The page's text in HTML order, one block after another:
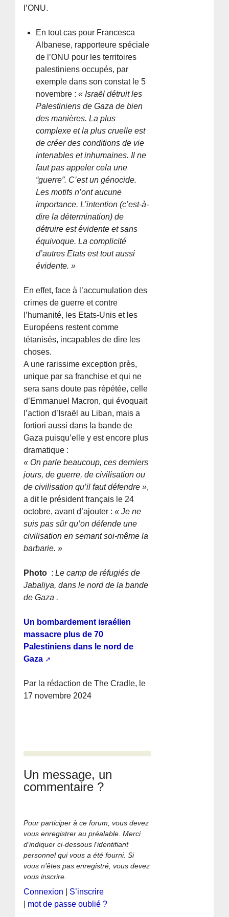
l’ONU.
En tout cas pour Francesca
Albanese, rapporteure spéciale
de l’ONU pour les territoires
palestiniens occupés, par
exemple dans son constat le 5
novembre :« Israël détruit les
Palestiniens de Gaza de bien
des manières. La plus
complexe et la plus cruelle est
de créer des conditions de vie
intenables et inhumaines. Il ne
faut pas appeler cela une
“guerre”. C’est un génocide.
Les motifs n’ont aucune
importance. L’intention (c’est-à-
dire la détermination) de
détruire est évidente et sans
équivoque. La complicité
d’autres Etats est tout aussi
évidente. »
En effet, face à l’accumulation des
crimes de guerre et contre
l’humanité, les Etats-Unis et les
Européens restent comme
tétanisés, incapables de dire les
choses.
A une rarissime exception près,
unique par sa franchise et qui ne
sera sans doute pas répétée, celle
d’Emmanuel Macron, qui évoquait
l’action d’Israël au Liban, mais a
fortiori aussi dans la bande de
Gaza puisqu’elle y est encore plus
dramatique :
« On parle beaucoup, ces derniers
jours, de guerre, de civilisation ou
de civilisation qu’il faut défendre »,
a dit le président français le 24
octobre, avant d’ajouter :« Je ne
suis pas sûr qu’on défende une
civilisation en semant soi-même la
barbarie. »
Photo : Le camp de réfugiés de
Jabaliya, dans le nord de la bande
de Gaza .
Un bombardement israélien
massacre plus de 70
Palestiniens dans le nord de
Gaza
Par la rédaction de The Cradle, le
17 novembre 2024
Un message, un
commentaire ?
Pour participer à ce forum, vous devez
vous enregistrer au préalable. Merci
d’indiquer ci-dessous l’identifiant
personnel qui vous a été fourni. Si
vous n’êtes pas enregistré, vous devez
vous inscrire.
Connexion
S’inscrire
mot de passe oublié ?